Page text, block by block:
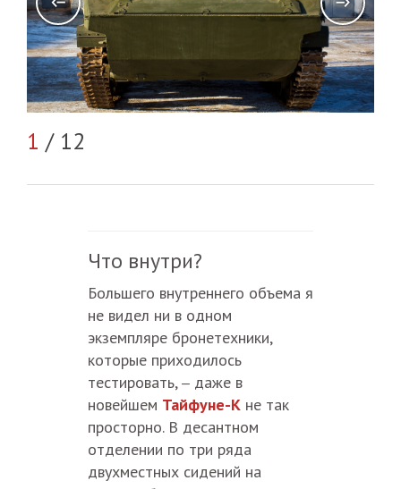
1 / 12
Что внутри?
Большего внутреннего объема я
не видел ни в одном
экземпляре бронетехники,
которые приходилось
тестировать, –даже в
новейшем Тайфуне-К не так
просторно. В десантном
отделении по три ряда
двухместных сидений на